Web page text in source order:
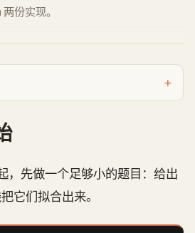
份实现。
，先做一个足够小的题目：给出
它们拟合出来。